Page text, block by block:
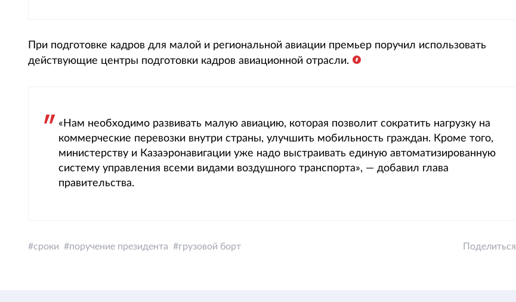
При подготовке кадров для малой и региональной авиации премьер поручил использовать
действующие центры подготовки кадров авиационной отрасли.
«Нам необходимо развивать малую авиацию, которая позволит сократить нагрузку на
коммерческие перевозки внутри страны, улучшить мобильность граждан. Кроме того,
министерству и Казаэронавигации уже надо выстраивать единую автоматизированную
систему управления всеми видами воздушного транспорта», — добавил глава
правительства.
сроки поручение президента грузовой борт Поделиться